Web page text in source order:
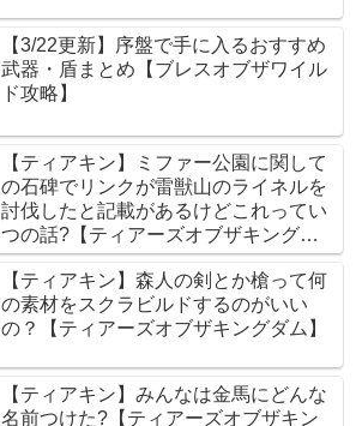
【3/22更新】序盤で手に入るおすすめ
武器・盾まとめ【ブレスオブザワイル
ド攻略】
【ティアキン】ミファー公園に関して
の石碑でリンクが雷獣山のライネルを
討伐したと記載があるけどこれってい
つの話?【ティアーズオブザキングダ
ム】
【ティアキン】森人の剣とか槍って何
の素材をスクラビルドするのがいい
の？【ティアーズオブザキングダム】
【ティアキン】みんなは金馬にどんな
名前つけた?【ティアーズオブザキン